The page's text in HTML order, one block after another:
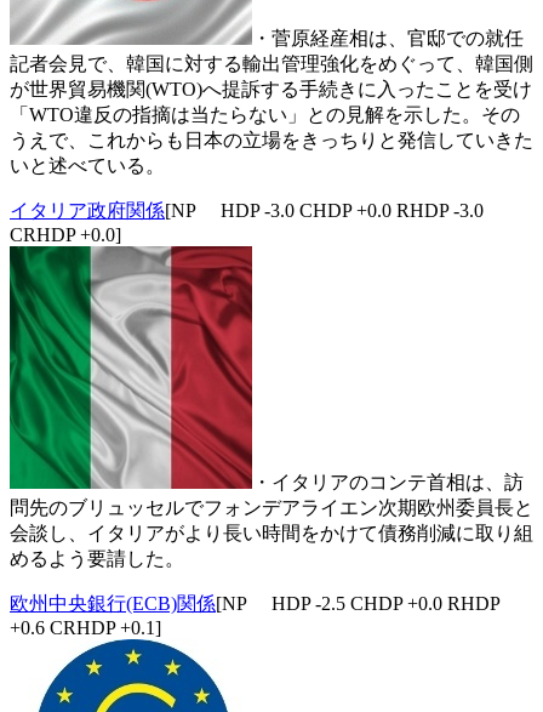
・菅原経産相は、官邸での就任
記者会見で、韓国に対する輸出管理強化をめぐって、韓国側
が世界貿易機関(WTO)へ提訴する手続きに入ったことを受け
「WTO違反の指摘は当たらない」との見解を示した。その
うえで、これからも日本の立場をきっちりと発信していきた
いと述べている。
イタリア政府関係[NP HDP -3.0 CHDP +0.0 RHDP -3.0
CRHDP +0.0]
・イタリアのコンテ首相は、訪
問先のブリュッセルでフォンデアライエン次期欧州委員長と
会談し、イタリアがより長い時間をかけて債務削減に取り組
めるよう要請した。
欧州中央銀行(ECB)関係[NP HDP -2.5 CHDP +0.0 RHDP
+0.6 CRHDP +0.1]